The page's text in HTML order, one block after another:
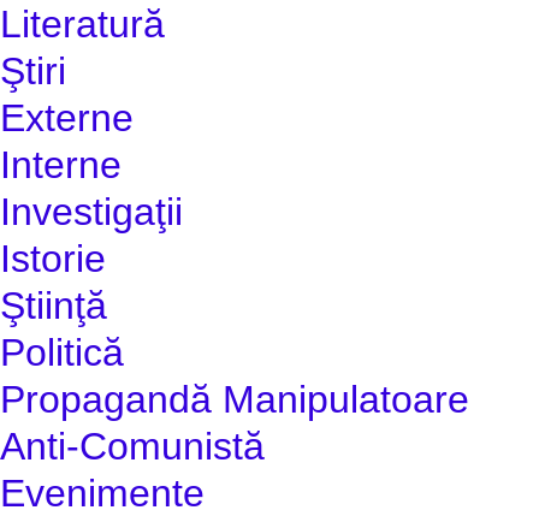
Literatură
Ştiri
Externe
Interne
Investigaţii
Istorie
Ştiinţă
Politică
Propagandă Manipulatoare
Anti-Comunistă
Evenimente